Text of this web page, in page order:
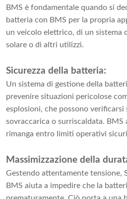
BMS è fondamentale quando si
batteria con BMS per la propria
un veicolo elettrico, di un sistema
solare o di altri utilizzi.
Sicurezza della batteria:
Un sistema di gestione della
prevenire situazioni pericolose
esplosioni, che possono verificarsi
sovraccarica o surriscaldata. BMS
rimanga entro limiti operativi
Massimizzazione della
Gestendo attentamente tensione,
BMS aiuta a impedire che la